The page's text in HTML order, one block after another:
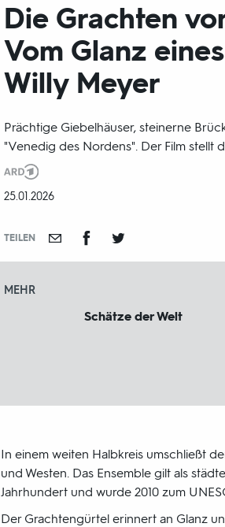
Die Grachten
Vom Glanz
Willy Meyer
Prächtige Giebelhäuser, steinerne
"Venedig des Nordens". Der Film stellt
Produktionsland
und
DATUM:
25.01.2026
TEILEN
MEHR
Schätze der Welt
In einem weiten Halbkreis umschließt
und Westen. Das Ensemble gilt als
Jahrhundert und wurde 2010 zum
Der Grachtengürtel erinnert an Glanz